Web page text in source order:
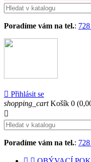
Poradíme vám na tel.:
 Přihlásit se
shopping_cart Košík 0

Poradíme vám na tel.: